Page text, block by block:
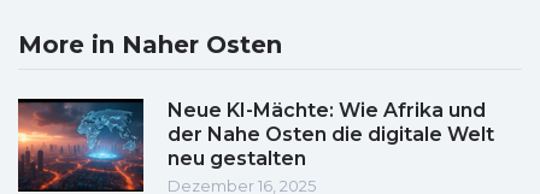
More in Naher Osten
Neue KI-Mächte: Wie Afrika und
der Nahe Osten die digitale Welt
neu gestalten
Dezember 16, 2025